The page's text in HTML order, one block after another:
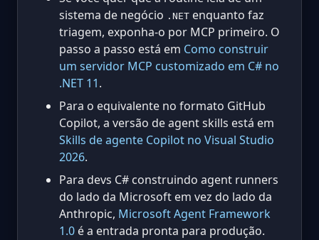
sistema de negócio .NET enquanto faz
triagem, exponha-o por MCP primeiro. O
passo a passo está em Como construir
um servidor MCP customizado em C# no
.NET 11.
Para o equivalente no formato GitHub
Copilot, a versão de agent skills está em
Skills de agente Copilot no Visual Studio
2026.
Para devs C# construindo agent runners
do lado da Microsoft em vez do lado da
Anthropic, Microsoft Agent Framework
1.0 é a entrada pronta para produção.